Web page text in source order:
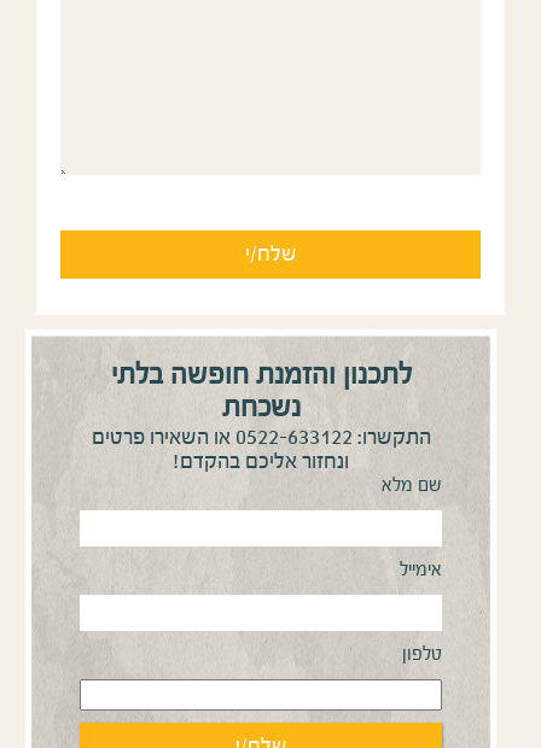
לתכנון והזמנת חופשה בלתי
נשכחת
התקשרו: 0522-633122 או השאירו פרטים
ונחזור אליכם בהקדם!
שם מלא
אימייל
טלפון